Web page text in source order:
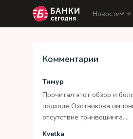
Новости
Комментарии
Тимур
Прочитал этот обзор и
подходе Охотникова
отсутствие гринвошинга....
Kvetka